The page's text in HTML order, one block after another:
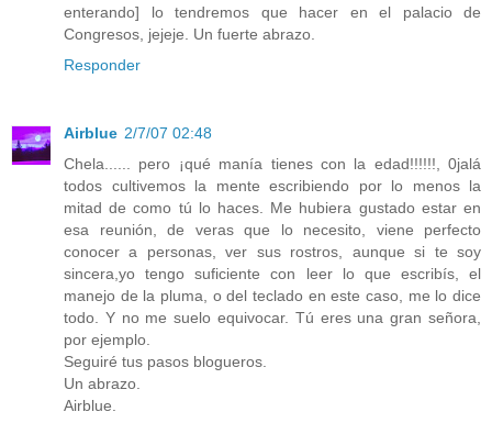
enterando] lo tendremos que hacer en el palacio de
Congresos, jejeje. Un fuerte abrazo.
Responder
Airblue 2/7/07 02:48
Chela...... pero ¡qué manía tienes con la edad!!!!!!, 0jalá
todos cultivemos la mente escribiendo por lo menos la
mitad de como tú lo haces. Me hubiera gustado estar en
esa reunión, de veras que lo necesito, viene perfecto
conocer a personas, ver sus rostros, aunque si te soy
sincera,yo tengo suficiente con leer lo que escribís, el
manejo de la pluma, o del teclado en este caso, me lo dice
todo. Y no me suelo equivocar. Tú eres una gran señora,
por ejemplo.
Seguiré tus pasos blogueros.
Un abrazo.
Airblue.